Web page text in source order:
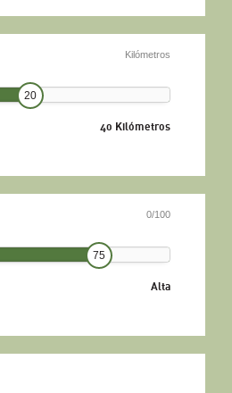
Kilómetros
20
40 Kilómetros
0/100
75
Alta